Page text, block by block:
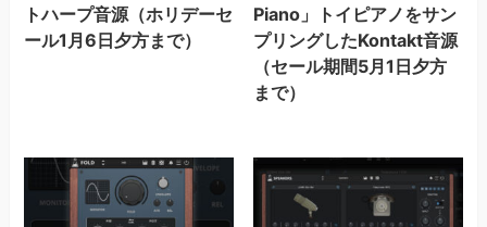
トハープ音源（ホリデーセ
ール1月6日夕方まで）
Piano」トイピアノをサン
プリングしたKontakt音源
（セール期間5月1日夕方
まで）